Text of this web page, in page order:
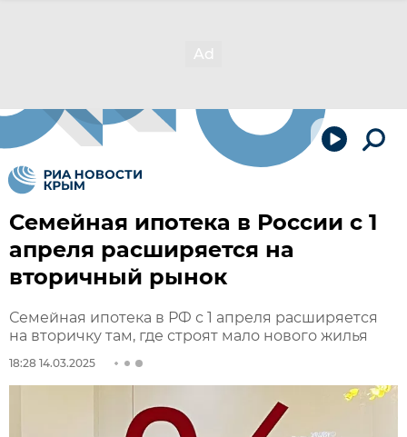
Семейная ипотека в России с 1
апреля расширяется на
вторичный рынок
Семейная ипотека в РФ с 1 апреля расширяется
на вторичку там, где строят мало нового жилья
18:28 14.03.2025